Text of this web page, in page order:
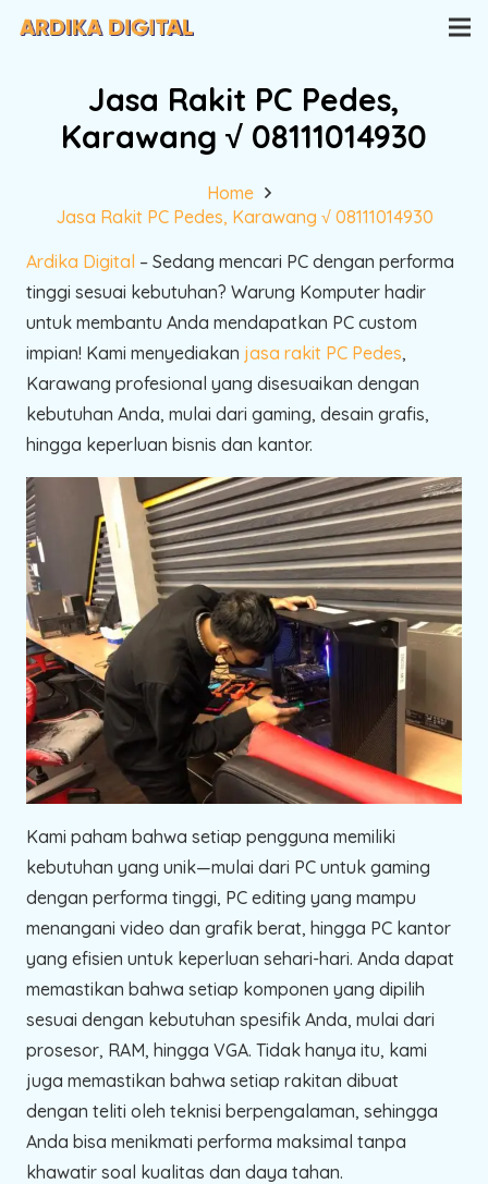
Jasa Rakit PC Pedes,
Karawang √ 08111014930
Home
Jasa Rakit PC Pedes, Karawang √ 08111014930
Ardika Digital – Sedang mencari PC dengan performa
tinggi sesuai kebutuhan? Warung Komputer hadir
untuk membantu Anda mendapatkan PC custom
impian! Kami menyediakan jasa rakit PC Pedes,
Karawang profesional yang disesuaikan dengan
kebutuhan Anda, mulai dari gaming, desain grafis,
hingga keperluan bisnis dan kantor.
Kami paham bahwa setiap pengguna memiliki
kebutuhan yang unik—mulai dari PC untuk gaming
dengan performa tinggi, PC editing yang mampu
menangani video dan grafik berat, hingga PC kantor
yang efisien untuk keperluan sehari-hari. Anda dapat
memastikan bahwa setiap komponen yang dipilih
sesuai dengan kebutuhan spesifik Anda, mulai dari
prosesor, RAM, hingga VGA. Tidak hanya itu, kami
juga memastikan bahwa setiap rakitan dibuat
dengan teliti oleh teknisi berpengalaman, sehingga
Anda bisa menikmati performa maksimal tanpa
khawatir soal kualitas dan daya tahan.